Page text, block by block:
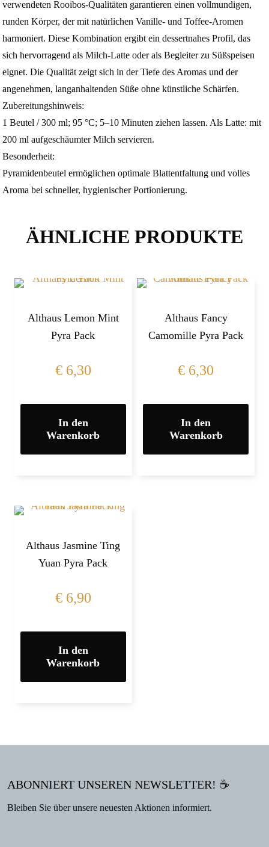
verwendeten Rooibos‑Qualitäten garantieren einen vollmundigen,
runden Körper, der mit natürlichen Vanille‑ und Toffee‑Aromen
harmoniert. Diese Kombination ergibt ein dessertnahes Profil, das
sich hervorragend als Milch‑Latte oder als Begleiter zu Süßspeisen
eignet. Die Qualität zeigt sich in der Tiefe des Aromas und der
angenehmen, langanhaltenden Süße ohne künstliche Schärfen.
Zubereitungshinweis:
1 Beutel / 300 ml; 95 °C; 5–10 Minuten ziehen lassen. Als Latte: mit
200 ml aufgeschäumter Milch servieren.
Besonderheit:
Pyramidenbeutel ermöglichen optimale Blattentfaltung und volles
Aroma bei schneller, hygienischer Portionierung.
ÄHNLICHE PRODUKTE
Althaus Lemon Mint
Pyra Pack
€6,30
In den
Warenkorb
Althaus Fancy
Camomille Pyra Pack
€ 6,30
In den
Warenkorb
Althaus Jasmine Ting
Yuan Pyra Pack
€6,90
In den
Warenkorb
ABONNIERT UNSEREN NEWSLETTER! ☕
Bleiben Sie über unsere neuesten Aktionen informiert.